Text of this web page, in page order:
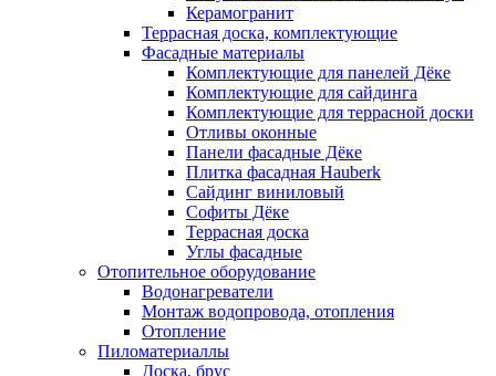
Керамогранит
Террасная доска, комплектующие
Фасадные материалы
Комплектующие для панелей Дёке
Комплектующие для сайдинга
Комплектующие для террасной доски
Отливы оконные
Панели фасадные Дёке
Плитка фасадная Hauberk
Сайдинг виниловый
Софиты Дёке
Террасная доска
Углы фасадные
Отопительное оборудование
Водонагреватели
Монтаж водопровода, отопления
Отопление
Пиломатериаллы
Доска, брус